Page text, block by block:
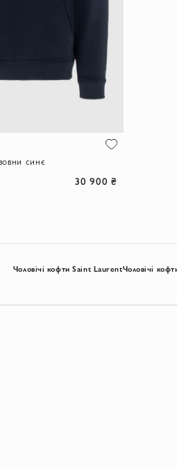
синє
30 900 ₴
Чоловічі кофти Saint LaurentЧоловічі